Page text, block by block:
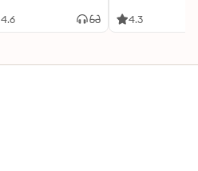
4.6 4.3